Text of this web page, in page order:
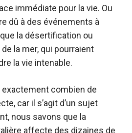
immédiate pour la vie. Ou
dû à des événements à
la désertification ou
de la mer, qui pourraient
la vie intenable.
combien de
car il s’agit d’un sujet
nous savons que la
affecte des dizaines de